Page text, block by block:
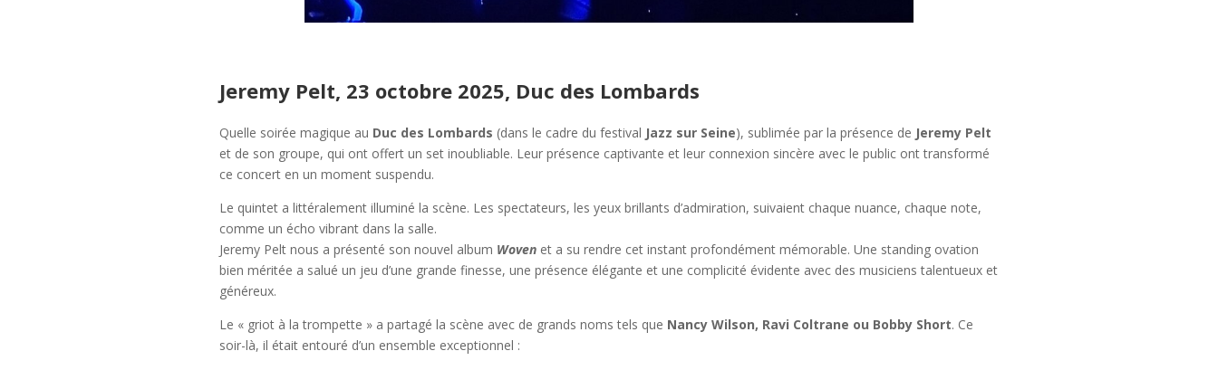
Jeremy Pelt, 23 octobre 2025, Duc des Lombards
Quelle soirée magique au Duc des Lombards (dans le cadre du festival Jazz sur Seine), sublimée par la présence de Jeremy Pelt
et de son groupe, qui ont offert un set inoubliable. Leur présence captivante et leur connexion sincère avec le public ont transformé
ce concert en un moment suspendu.
Le quintet a littéralement illuminé la scène. Les spectateurs, les yeux brillants d’admiration, suivaient chaque nuance, chaque note,
comme un écho vibrant dans la salle.
Jeremy Pelt nous a présenté son nouvel album Wovenet a su rendre cet instant profondément mémorable. Une standing ovation
bien méritée a salué un jeu d’une grande finesse, une présence élégante et une complicité évidente avec des musiciens talentueux et
généreux.
Le « griot à la trompette » a partagé la scène avec de grands noms tels que Nancy Wilson, Ravi Coltrane ou Bobby Short. Ce
soir-là, il était entouré d’un ensemble exceptionnel :